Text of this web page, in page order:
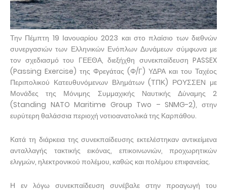
Την Πέμπτη 19 Ιανουαρίου 2023 και στο πλαίσιο των διεθνών
συνεργασιών των Ελληνικών Ενόπλων Δυνάμεων σύμφωνα με
τον σχεδιασμό του ΓΕΕΘΑ, διεξήχθη συνεκπαίδευση PASSEX
(Passing Exercise) της Φρεγάτας (Φ/Γ) ΥΔΡΑ και του Ταχέος
Περιπολικού Κατευθυνόμενων Βλημάτων (ΤΠΚ) ΡΟΥΣΣΕΝ με
Μονάδες της Μόνιμης Συμμαχικής Ναυτικής Δύναμης 2
(Standing NATO Maritime Group Two – SNMG-2), στην
ευρύτερη θαλάσσια περιοχή νοτιοανατολικά της Καρπάθου.
Κατά τη διάρκεια της συνεκπαίδευσης εκτελέστηκαν αντικείμενα
ανταλλαγής τακτικής εικόνας, επικοινωνιών, προχωρητικών
ελιγμών, ηλεκτρονικού πολέμου, καθώς και πολέμου επιφανείας.
Η εν λόγω συνεκπαίδευση συνέβαλε στην προαγωγή του